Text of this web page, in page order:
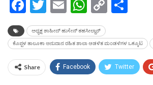
Facebook
Twitter
EmailWhatsApp
Copy
ಅಧ್ಯಕ್ಷ ಶಾಹೀದ್ ಹುಸೇನ್ ತಹಸೀಲ್ದಾರ್
ಕೊಪ್ಪಳ ತಾಲೂಕಾ ಅನುದಾನ ರಹಿತ ಶಾಲಾ ಆಡಳಿತ ಮಂಡಳಿಗಳ ಒಕ್ಕೂಟ
Share Facebook Twitter